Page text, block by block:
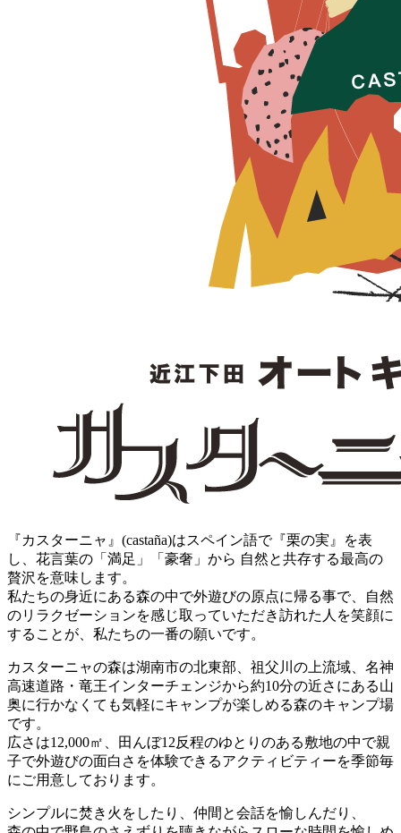
『カスターニャ』(castaña)はスペイン語で『栗の実』を表
し、花言葉の「満足」「豪奢」から 自然と共存する最高の
贅沢を意味します。
私たちの身近にある森の中で外遊びの原点に帰る事で、自然
のリラクゼーションを感じ取っていただき訪れた人を笑顔に
することが、私たちの一番の願いです。
カスターニャの森は湖南市の北東部、祖父川の上流域、名神
高速道路・竜王インターチェンジから約10分の近さにある山
奥に行かなくても気軽にキャンプが楽しめる森のキャンプ場
です。
広さは12,000㎡、田んぼ12反程のゆとりのある敷地の中で親
子で外遊びの面白さを体験できるアクティビティーを季節毎
にご用意しております。
シンプルに焚き火をしたり、仲間と会話を愉しんだり、